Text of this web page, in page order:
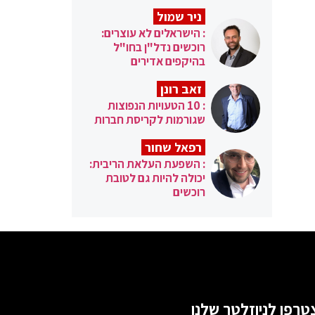
ניר שמול
: הישראלים לא עוצרים:
רוכשים נדל"ן בחו"ל
בהיקפים אדירים
זאב רונן
: 10 הטעויות הנפוצות
שגורמות לקריסת חברות
רפאל שחור
: השפעת העלאת הריבית:
יכולה להיות גם לטובת
רוכשים
לניוזלטר שלנו